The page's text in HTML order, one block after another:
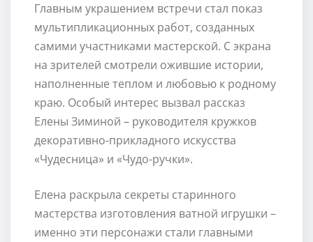
Главным украшением встречи стал показ
мультипликационных работ, созданных
самими участниками мастерской. С экрана
на зрителей смотрели ожившие истории,
наполненные теплом и любовью к родному
краю. Особый интерес вызвал рассказ
Елены Зиминой – руководителя кружков
декоративно-прикладного искусства
«Чудесница» и «Чудо-ручки».
Елена раскрыла секреты старинного
мастерства изготовления ватной игрушки –
именно эти персонажи стали главными